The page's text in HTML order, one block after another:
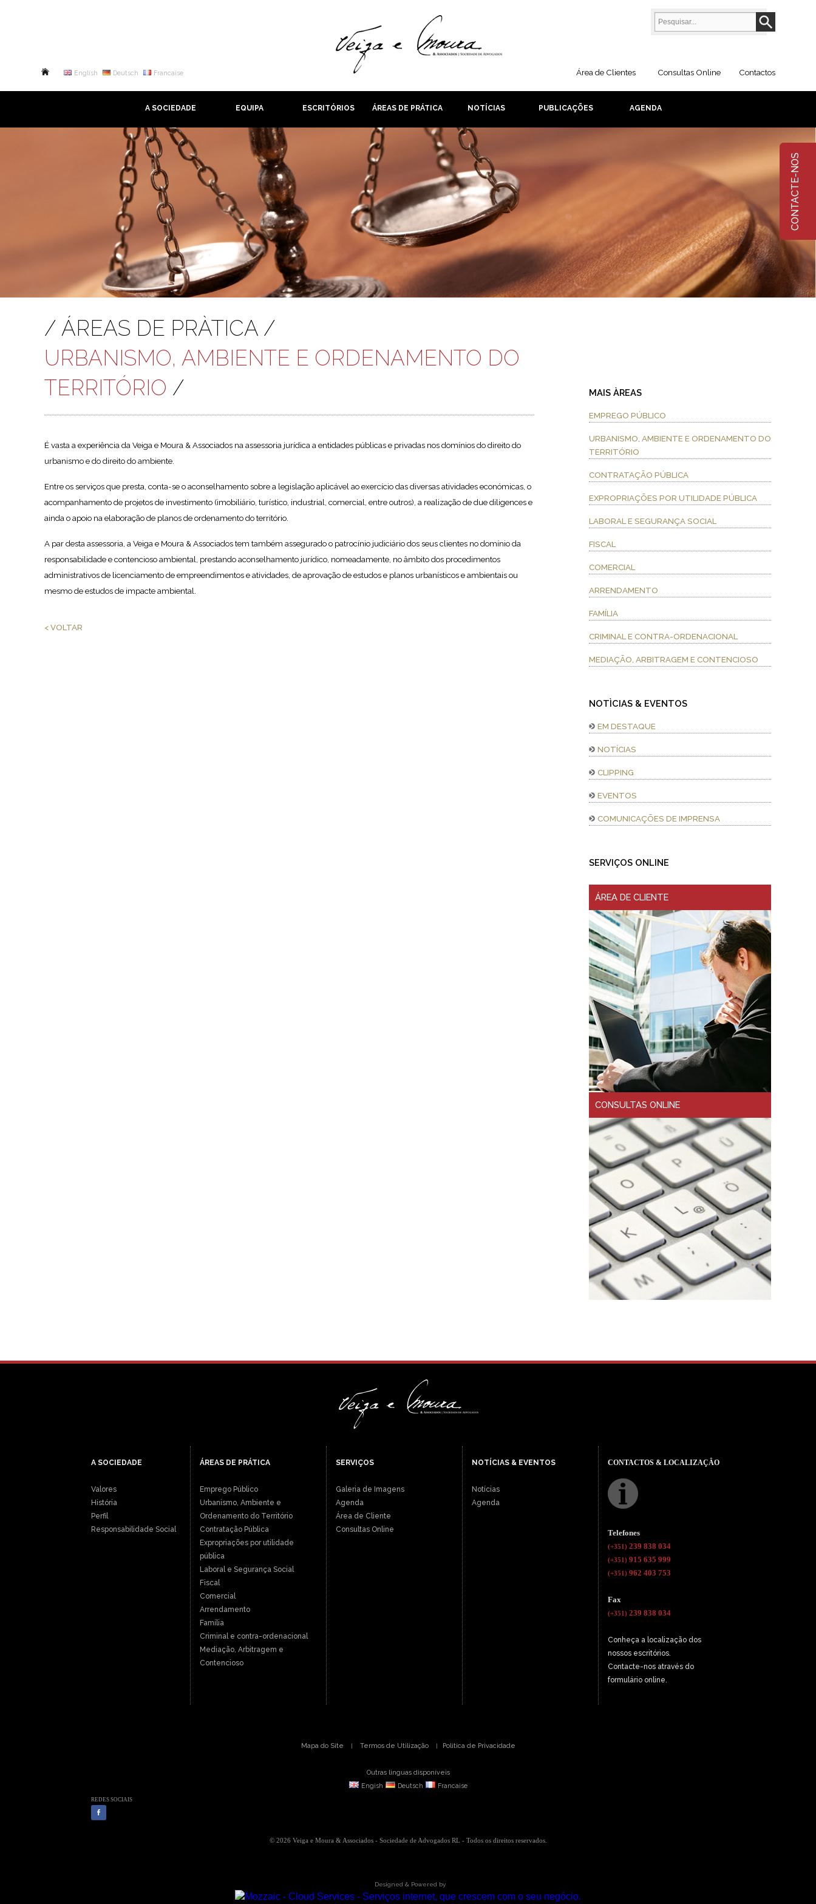
CONTACTE-NOS
English Deutsch Francaise Área de Clientes Consultas Online Contactos
A SOCIEDADE EQUIPA ESCRITÓRIOS ÁREAS DE PRÁTICA NOTÍCIAS PUBLICAÇÕES AGENDA
/ ÁREAS DE PRÀTICA /
URBANISMO, AMBIENTE E ORDENAMENTO DO
TERRITÓRIO /
É vasta a experiência da Veiga e Moura & Associados na assessoria jurídica a entidades públicas e privadas nos domínios do direito do
urbanismo e do direito do ambiente.
Entre os serviços que presta, conta-se o aconselhamento sobre a legislação aplicável ao exercício das diversas atividades económicas, o
acompanhamento de projetos de investimento (imobiliário, turístico, industrial, comercial, entre outros), a realização de due diligences e
ainda o apoio na elaboração de planos de ordenamento do território.
A par desta assessoria, a Veiga e Moura & Associados tem também assegurado o patrocínio judiciário dos seus clientes no domínio da
responsabilidade e contencioso ambiental, prestando aconselhamento jurídico, nomeadamente, no âmbito dos procedimentos
administrativos de licenciamento de empreendimentos e atividades, de aprovação de estudos e planos urbanísticos e ambientais ou
mesmo de estudos de impacte ambiental.
< VOLTAR
MAIS ÀREAS
EMPREGO PÚBLICO
URBANISMO, AMBIENTE E ORDENAMENTO DO
TERRITÓRIO
CONTRATAÇÃO PÚBLICA
EXPROPRIAÇÕES POR UTILIDADE PÚBLICA
LABORAL E SEGURANÇA SOCIAL
FISCAL
COMERCIAL
ARRENDAMENTO
FAMÍLIA
CRIMINAL E CONTRA-ORDENACIONAL
MEDIAÇÃO, ARBITRAGEM E CONTENCIOSO
NOTÌCIAS & EVENTOS
EM DESTAQUE
NOTÍCIAS
CLIPPING
EVENTOS
COMUNICAÇÕES DE IMPRENSA
SERVIÇOS ONLINE
ÁREA DE CLIENTE
CONSULTAS ONLINE
A SOCIEDADE
Valores
História
Perfil
Responsabilidade Social
ÁREAS DE PRÁTICA
Emprego Público
Urbanismo, Ambiente e
Ordenamento do Território
Contratação Pública
Expropriações por utilidade
pública
Laboral e Segurança Social
Fiscal
Comercial
Arrendamento
Família
Criminal e contra-ordenacional
Mediação, Arbitragem e
Contencioso
SERVIÇOS
Galeria de Imagens
Agenda
Área de Cliente
Consultas Online
NOTÍCIAS & EVENTOS
Notícias
Agenda
CONTACTOS & LOCALIZAÇÂO
Telefones
(+351)239 838 034
(+351)915 635 999
(+351)962 403 753
Fax
(+351)239 838 034
Conheça a localização dos
nossos escritórios.
Contacte-nos através do
formulário online.
Mapa do Site | Termos de Utilização | Politica de Privacidade
Outras linguas disponíveis
Engish
Deutsch Francaise
REDES SOCIAIS
© 2026 Veiga e Moura & Associados - Sociedade de Advogados RL - Todos os direitos reservados.
Designed & Powered by